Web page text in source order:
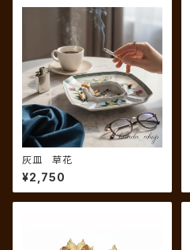
灰皿 草花
¥2,750